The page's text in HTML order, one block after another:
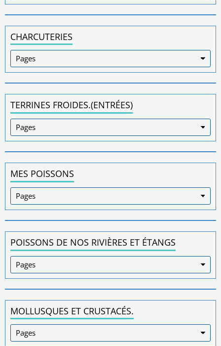
CHARCUTERIES
TERRINES FROIDES.(ENTRÉES)
MES POISSONS
POISSONS DE NOS RIVIÈRES ET ÉTANGS
MOLLUSQUES ET CRUSTACÉS.